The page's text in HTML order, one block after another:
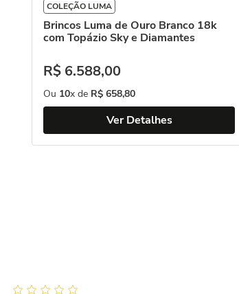
COLEÇÃO LUMA
Brincos Luma de Ouro Branco 18k
com Topázio Sky e Diamantes
R$ 6.588,00
Ou 10x de R$ 658,80
Ver Detalhes